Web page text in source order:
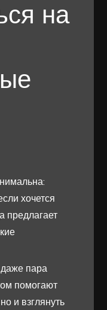
на
хочется
предлагает
даже пара
помогают
и взглянуть